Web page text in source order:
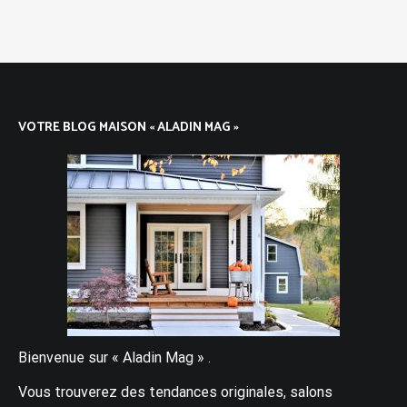
VOTRE BLOG MAISON « ALADIN MAG »
Bienvenue sur « Aladin Mag » .
Vous trouverez des tendances originales, salons